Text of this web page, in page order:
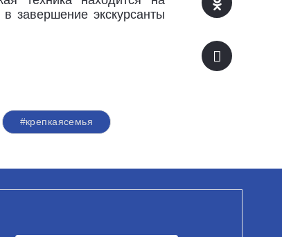
завершение экскурсанты
#крепкаясемья